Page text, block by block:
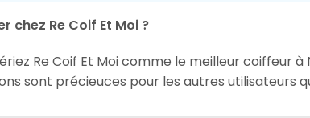
Re Coif Et Moi ?
Re Coif Et Moi comme le meilleur coiffeur
sont précieuces pour les autres utilisateurs